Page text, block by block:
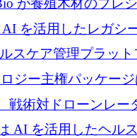
が養殖木材のプレ
ーロを調達
AI を活用したレガシ
のために 660 万ドル
スケア管理プラッ
にシリーズ C で
ジー主権パッケー
るものだと発言
戦術対ドローンレー
近づけるために150万
AI を活用したヘル